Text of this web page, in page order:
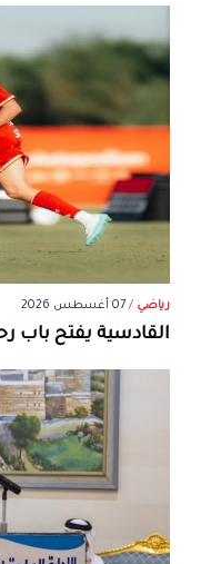
رياضي /07 أغسطس 2026
القادسية يفتح باب